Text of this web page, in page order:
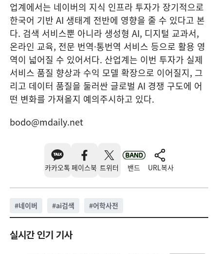
업계에서는 네이버의 지식 인프라 투자가 장기적으로
한국어 기반 AI 생태계 전반에 영향을 줄 수 있다고 본
다. 검색 서비스뿐 아니라 생성형 AI, 디지털 교과서,
온라인 교육, 전문 번역·통번역 서비스 등으로 활용 영
역이 넓어질 수 있어서다. 산업계는 이번 투자가 실제
서비스 품질 향상과 수익 모델 확장으로 이어질지, 그
리고 데이터 품질을 둘러싼 글로벌 AI 경쟁 구도에 어
떤 변화를 가져올지 예의주시하고 있다.
bodo@mdaily.net
카카오톡 페이스북 트위터 밴드 URL복사
#네이버 #ai검색 #어학사전
실시간 인기 기사